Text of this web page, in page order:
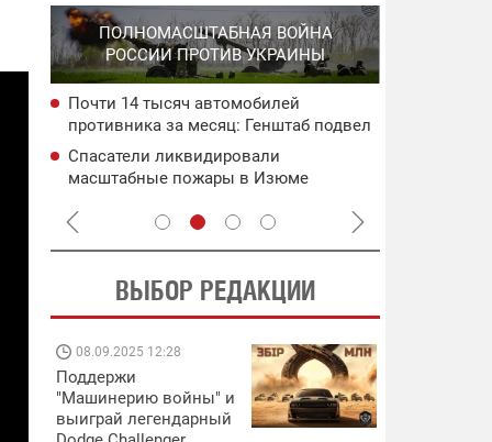
ПОЛНОМАСШТАБНАЯ ВОЙНА
РОССИИ ПРОТИВ УКРАИНЫ
Почти 14 тысяч автомобилей
противника за месяц: Генштаб подвел
итоги июля
Спасатели ликвидировали
масштабные пожары в Изюме
атаке со стороны рф
ВЫБОР РЕДАКЦИИ
08.09.2025 12:28
Поддержи
"Машинерию войны" и
выиграй легендарный